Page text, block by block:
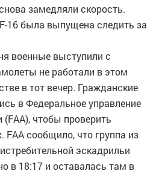
замедляли скорость.
16 была выпущена следить за
военные выступили с
не работали в этом
в тот вечер. Гражданские
в Федеральное управление
чтобы проверить
FAA сообщило, что группа из
эскадрильи
в 18:17 и оставалась там в